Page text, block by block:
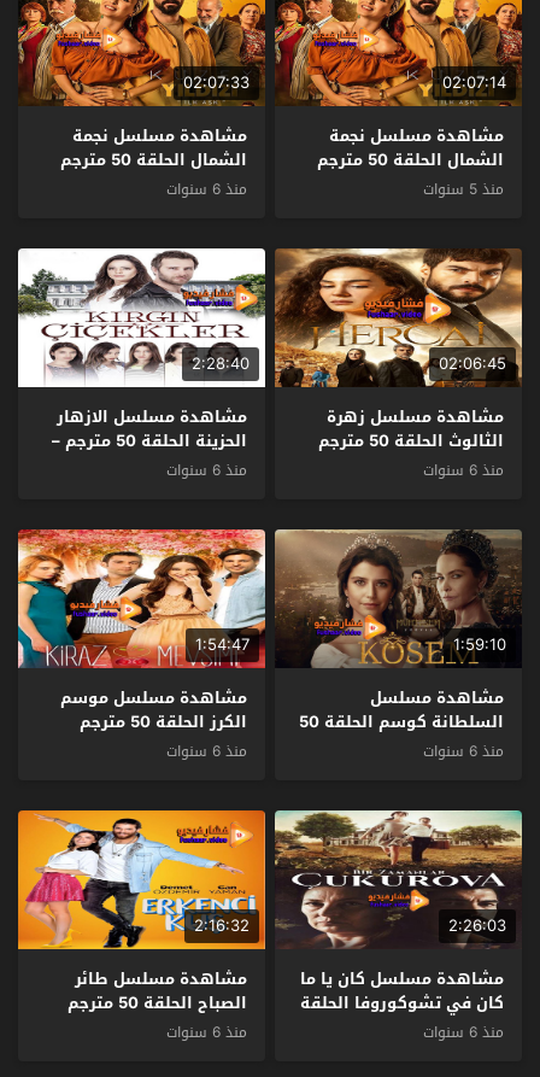
02:07:14
مشاهدة مسلسل نجمة
الشمال الحلقة 50 مترجم
منذ 5 سنوات
02:07:33
مشاهدة مسلسل نجمة
الشمال الحلقة 50 مترجم
منذ 6 سنوات
02:06:45
مشاهدة مسلسل زهرة
الثالوث الحلقة 50 مترجم
منذ 6 سنوات
2:28:40
مشاهدة مسلسل الازهار
الحزينة الحلقة 50 مترجم –
نهاية الموسم
منذ 6 سنوات
1:59:10
مشاهدة مسلسل
السلطانة كوسم الحلقة 50
مترجم
منذ 6 سنوات
1:54:47
مشاهدة مسلسل موسم
الكرز الحلقة 50 مترجم
منذ 6 سنوات
2:26:03
مشاهدة مسلسل كان يا ما
كان في تشوكوروفا الحلقة
50 مترجم
منذ 6 سنوات
2:16:32
مشاهدة مسلسل طائر
الصباح الحلقة 50 مترجم
منذ 6 سنوات